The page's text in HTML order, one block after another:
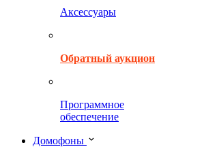
Аксессуары
Обратный аукцион
Программное
обеспечение
Домофоны